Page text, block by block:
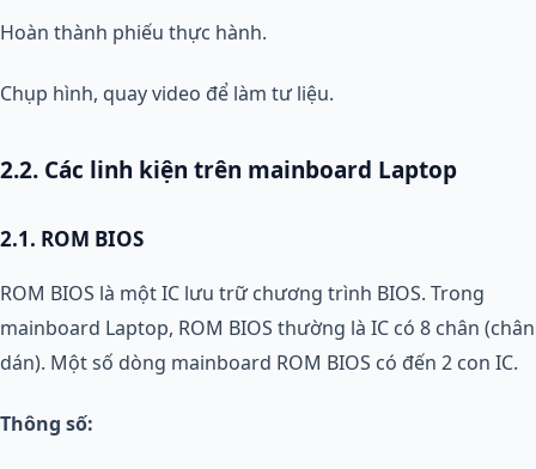
Hoàn thành phiếu thực hành.
Chụp hình, quay video để làm tư liệu.
2.2. Các linh kiện trên mainboard Laptop
2.1. ROM BIOS
ROM BIOS là một IC lưu trữ chương trình BIOS. Trong
mainboard Laptop, ROM BIOS thường là IC có 8 chân (chân
dán). Một số dòng mainboard ROM BIOS có đến 2 con IC.
Thông số: